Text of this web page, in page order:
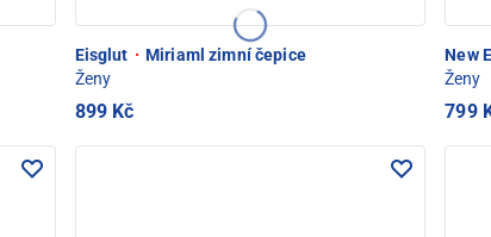
Eisglut · Miriaml zimní čepice
Ženy
899 Kč
New
Ženy
799